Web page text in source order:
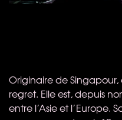
Originaire de
regret. Elle est, depuis
entre l’Asie et l’Europe.